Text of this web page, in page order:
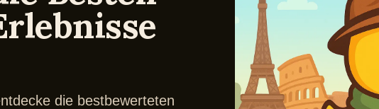
die bestbewerteten